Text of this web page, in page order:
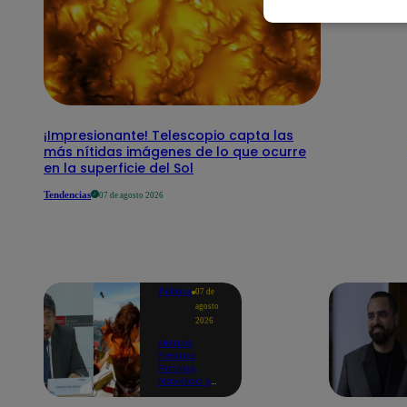
¡Impresionante! Telescopio capta las
más nítidas imágenes de lo que ocurre
en la superficie del Sol
Tendencias 07 de agosto 2026
Política 07 de
agosto
2026
Menos
Fiestas
Patrias,
Navidad y